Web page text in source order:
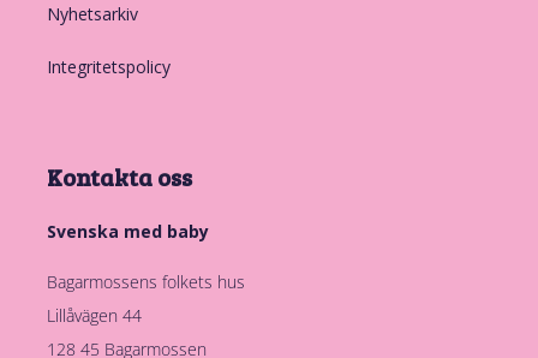
Nyhetsarkiv
Integritetspolicy
Kontakta oss
Svenska med baby
Bagarmossens folkets hus
Lillåvägen 44
128 45 Bagarmossen